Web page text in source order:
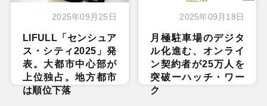
2025年09月25日
LIFULL「センシュア
ス・シティ2025」発
表。大都市中心部が
上位独占。地方都市
は順位下落
2025年09月18日
月極駐車場のデジタ
ル化進む、オンライ
ン契約者が25万人を
突破ーハッチ・ワー
ク